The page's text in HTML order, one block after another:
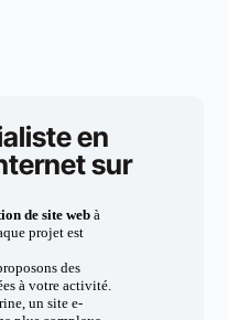
en
sur
de site webà
projet est
des
à votre activité.
un site e-